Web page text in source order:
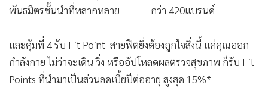
พันธมิตรชั้นนำที่หลากหลาย กว่า 420แบรนด์
และคุ้มที่ 4 รับ Fit Point สายฟิตยิ่งต้องถูกใจสิ่งนี้ แค่คุณออก
กำลังกาย ไม่ว่าจะเดิน วิ่ง หรืออัปโหลดผลตรวจสุขภาพ ก็รับ Fit
Points ที่นำมาเป็นส่วนลดเบี้ยปีต่ออายุ สูงสุด 15%*